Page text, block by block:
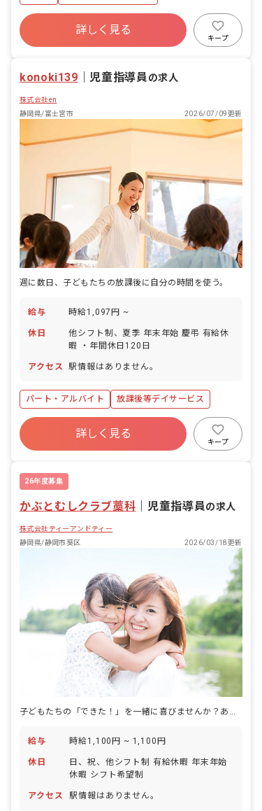
詳しく見る
キープ
konoki139 ｜児童指導員の求人
株式会社en
静岡県/富士宮市
2026/07/09更新
週に数日、子どもたちの放課後に自分の時間を使う。
給与 時給1,097円 ~
休日
他シフト制、夏季 年末年始 慶弔 有給休
暇 ・年間休日120日
アクセス 駅情報はありません。
パート・アルバイト 放課後等デイサービス
詳しく見る
キープ
26年度募集
かぶとむしクラブ藁科 ｜児童指導員の求人
株式会社ティーアンドティー
静岡県/静岡市葵区
2026/03/18更新
子どもたちの「できた！」を一緒に喜びませんか？あなたの温かい心が未来を育みます。
給与 時給1,100円 ~ 1,100円
休日
日、祝、他シフト制 有給休暇 年末年始
休暇 シフト希望制
アクセス 駅情報はありません。